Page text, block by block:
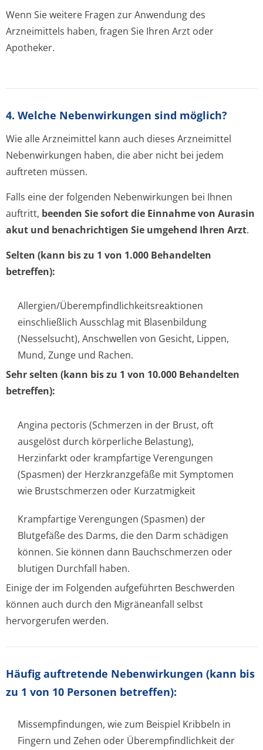
Wenn Sie weitere Fragen zur Anwendung des
Arzneimittels haben, fragen Sie Ihren Arzt oder
Apotheker.
4. Welche Nebenwirkungen sind möglich?
Wie alle Arzneimittel kann auch dieses Arzneimittel
Nebenwirkungen haben, die aber nicht bei jedem
auftreten müssen.
Falls eine der folgenden Nebenwirkungen bei Ihnen
auftritt, beenden Sie sofort die Einnahme von Aurasin
akut und benachrichtigen Sie umgehend Ihren Arzt.
Selten (kann bis zu 1 von 1.000 Behandelten
betreffen):
Allergien/Übe­rempfindlichke­itsreaktionen
einschließlich Ausschlag mit Blasenbildung
(Nesselsucht), Anschwellen von Gesicht, Lippen,
Mund, Zunge und Rachen.
Sehr selten (kann bis zu 1 von 10.000 Behandelten
betreffen):
Angina pectoris (Schmerzen in der Brust, oft
ausgelöst durch körperliche Belastung),
Herzinfarkt oder krampfartige Verengungen
(Spasmen) der Herzkranzgefäße mit Symptomen
wie Brustschmerzen oder Kurzatmigkeit
Krampfartige Verengungen (Spasmen) der
Blutgefäße des Darms, die den Darm schädigen
können. Sie können dann Bauchschmerzen oder
blutigen Durchfall haben.
Einige der im Folgenden aufgeführten Beschwerden
können auch durch den Migräneanfall selbst
hervorgerufen werden.
Häufig auftretende Nebenwirkungen (kann bis
zu 1 von 10 Personen betreffen):
Missempfindungen, wie zum Beispiel Kribbeln in
Fingern und Zehen oder Überempfindlichkeit der